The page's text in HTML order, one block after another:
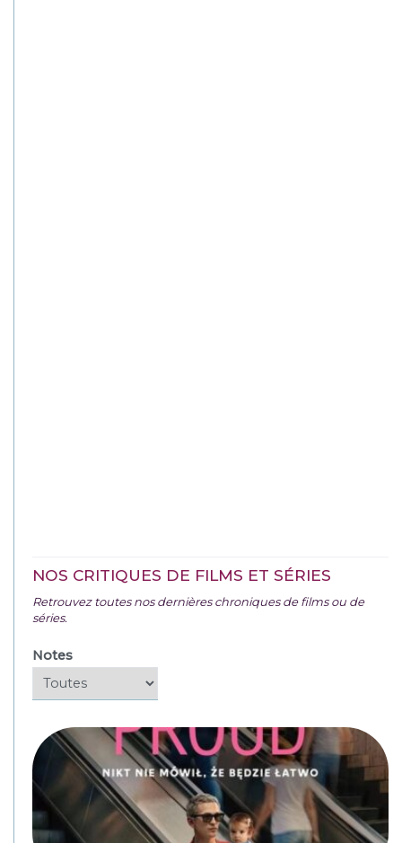
NOS CRITIQUES DE FILMS ET SÉRIES
Retrouvez toutes nos dernières chroniques de films ou de
séries.
Notes